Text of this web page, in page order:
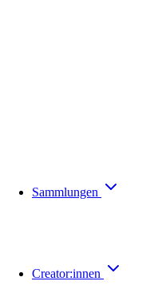
Sammlungen
Creator:innen